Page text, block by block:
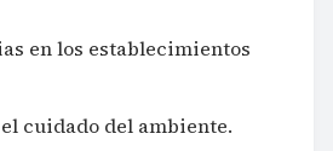
en los establecimientos
cuidado del ambiente.